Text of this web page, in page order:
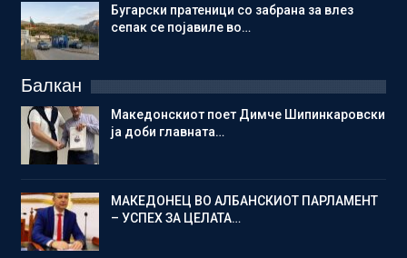
Бугарски пратеници со забрана за влез
сепак се појавиле во…
Балкан
Македонскиот поет Димче Шипинкаровски
ја доби главната…
МАКЕДОНЕЦ ВО АЛБАНСКИОТ ПАРЛАМЕНТ
– УСПЕХ ЗА ЦЕЛАТА…